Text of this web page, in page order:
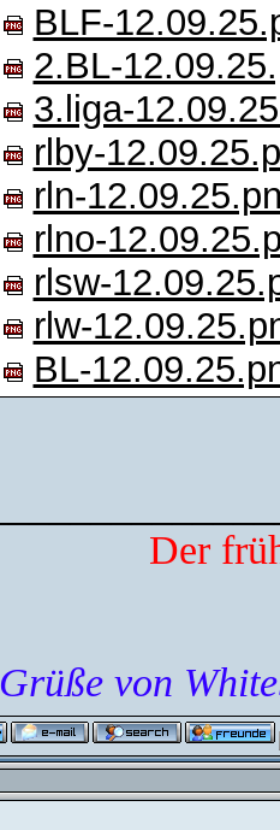
BLF-
2.BL-
3.liga-
rlby-
rln-
rlno-
rlsw-
rlw-
BL-
Der
Grüße von